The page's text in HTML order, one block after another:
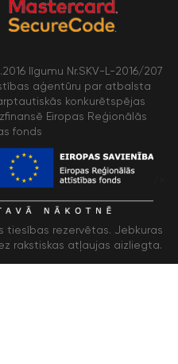
līgumu Nr.SKV-L-2016/207
aģentūru par atbalsta
konkurētspējas
Eiropas Reģionālās
fonds
tiesības rezervētas. Jebkuras
rakstiskas atļaujas aizliegta.